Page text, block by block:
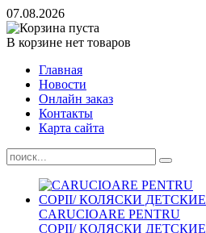
07.08.2026
В корзине нет товаров
Главная
Новости
Онлайн заказ
Контакты
Карта сайта
CARUCIOARE PENTRU
COPII/ КОЛЯСКИ ДЕТСКИЕ